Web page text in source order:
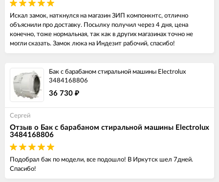
Искал замок, наткнулся на магазин ЗИП компонкнтс, отлично
объяснили про доставку. Посылку получил через 4 дня, цена
конечно, тоже нормальная, так как в других магазинах точно не
могли сказать. Замок люка на Индезит рабочий, спасибо!
Бак с барабаном стиральной машины Electrolux
3484168806
36 730 ₽
Сергей
Отзыв о Бак с барабаном стиральной машины Electrolux
3484168806
Подобрал бак по модели, все подошло! В Иркутск шел 7дней.
Спасибо!